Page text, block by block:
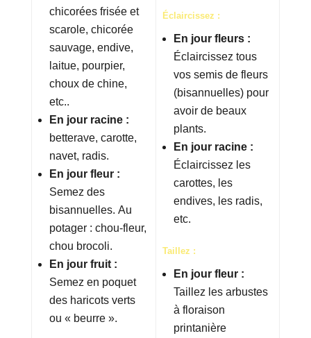
chicorées frisée et
scarole, chicorée
sauvage, endive,
laitue, pourpier,
choux de chine,
etc..
En jour racine :
betterave, carotte,
navet, radis.
En jour fleur :
Semez des
bisannuelles. Au
potager : chou-fleur,
chou brocoli.
En jour fruit :
Semez en poquet
des haricots verts
ou « beurre ».
Éclaircissez :
En jour fleurs :
Éclaircissez tous
vos semis de fleurs
(bisannuelles) pour
avoir de beaux
plants.
En jour racine :
Éclaircissez les
carottes, les
endives, les radis,
etc.
Taillez :
En jour fleur :
Taillez les arbustes
à floraison
printanière